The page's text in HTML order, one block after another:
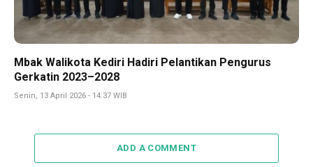
Mbak Walikota Kediri Hadiri Pelantikan Pengurus
Gerkatin 2023–2028
Senin, 13 April 2026 - 14:37 WIB
ADD A COMMENT